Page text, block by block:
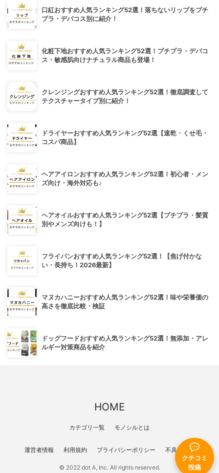
クチコミ
投稿
口紅おすすめ人気ランキング52選！落ちないリップをプチ
プラ・デパコス別に紹介！
化粧下地おすすめ人気ランキング52選！プチプラ・デパコ
ス・敏感肌向けナチュラル商品も登場！
クレンジングおすすめ人気ランキング52選！徹底調査して
テクスチャータイプ別に紹介！
ドライヤーおすすめ人気ランキング52選【速乾・くせ毛・
コスパ商品】
ヘアアイロンおすすめ人気ランキング52選！初心者・メン
ズ向け・海外対応も♪
ヘアオイルおすすめ人気ランキング52選【プチプラ・髪質
別やメンズ向けも！】
フライパンおすすめ人気ランキング52選！【焦げ付かな
い・長持ち！2026最新】
マヌカハニーおすすめ人気ランキング52選！味や栄養価の
高さを徹底比較・検証
ドッグフードおすすめ人気ランキング52選！無添加・アレ
ルギー対策商品を紹介
HOME
カテゴリ一覧 モノシルとは
運営者情報 利用規約 プライバシーポリシー 不具合報告
© 2022 dot A, Inc. All rights reserved.